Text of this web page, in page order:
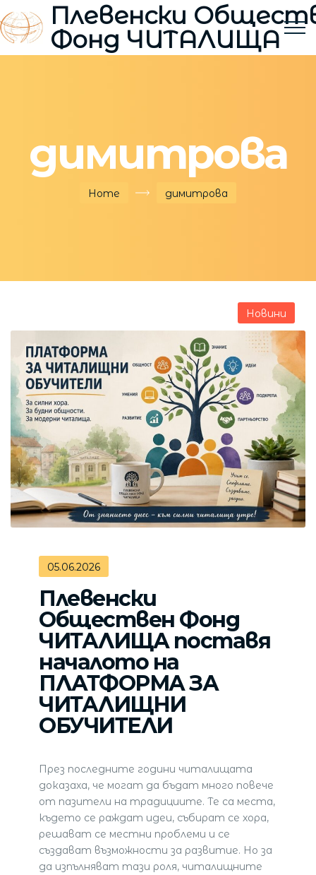
Плевенски
Фонд ЧИТАЛИЩА
димитрова
Home димитрова
Новини
05.06.2026
Плевенски
Обществен Фонд
ЧИТАЛИЩА поставя
началото на
ПЛАТФОРМА ЗА
ЧИТАЛИЩНИ
ОБУЧИТЕЛИ
През последните години читалищата
доказаха, че могат да бъдат много повече
от пазители на традициите. Те са места,
където се раждат идеи, събират се хора,
решават се местни проблеми и се
създават възможности за развитие. Но за
да изпълняват тази роля, читалищните